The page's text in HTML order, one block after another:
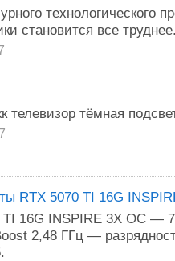
технологического
становится все
телевизор тёмная
RTX 5070 TI 16G
TI 16G INSPIRE 3X OC —
2,48 ГГц —